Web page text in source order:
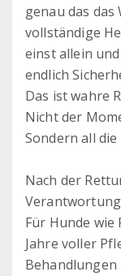
genau das
vollständige
einst allein
endlich
Das ist wahre
Nicht der
Sondern all die
Nach der
Für Hunde
Jahre voller
Behandlungen